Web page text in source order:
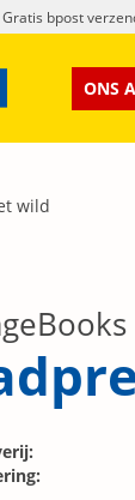
Gratis bpost
ONS
wild